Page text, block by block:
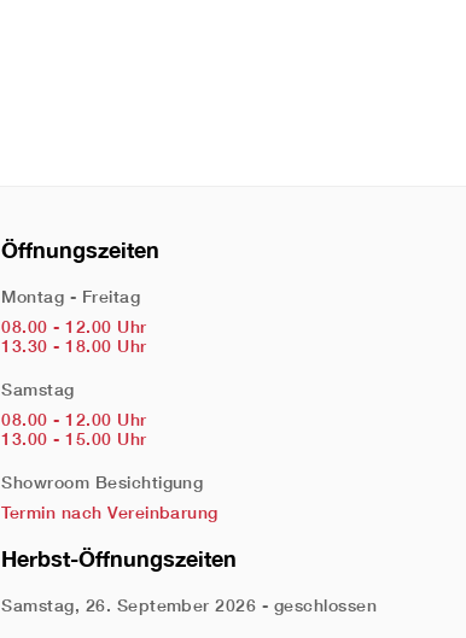
Öffnungszeiten
Montag - Freitag
08.00 - 12.00 Uhr
13.30 - 18.00 Uhr
Samstag
08.00 - 12.00 Uhr
13.00 - 15.00 Uhr
Showroom Besichtigung
Termin nach Vereinbarung
Herbst-Öffnungszeiten
Samstag, 26. September 2026 - geschlossen